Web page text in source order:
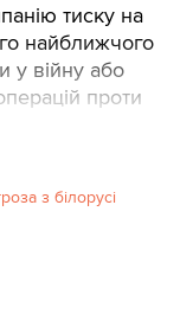
тиску на
найближчого
у війну або
проти
з білорусі